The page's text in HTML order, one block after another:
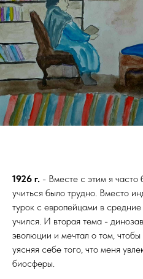
1926 г. - Вместе с этим я часто
учиться было трудно. Вместо
турок с европейцами в
учился. И вторая тема -
эволюции и мечтал о том, чтобы
уясняя себе того, что меня
биосферы.